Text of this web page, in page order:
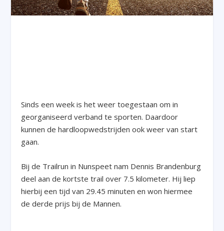
Sinds een week is het weer toegestaan om in
georganiseerd verband te sporten. Daardoor
kunnen de hardloopwedstrijden ook weer van start
gaan.
Bij de Trailrun in Nunspeet nam Dennis Brandenburg
deel aan de kortste trail over 7.5 kilometer. Hij liep
hierbij een tijd van 29.45 minuten en won hiermee
de derde prijs bij de Mannen.